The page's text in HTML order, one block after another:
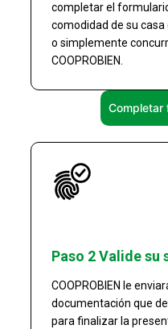
completar el
comodidad de su
o simplemente
COOPROBIEN.
Completar
Paso 2 Valide
COOPROBIEN le
documentación que
para finalizar la